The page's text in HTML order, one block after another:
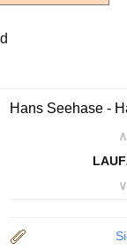
Hans Seehase -
∧
∨